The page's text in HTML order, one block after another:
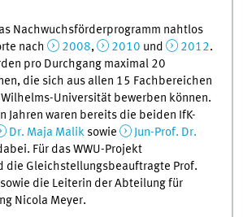
Nachwuchsförderprogramm nahtlos
nach
2008, 2010 und 2012.
pro Durchgang maximal 20
die sich aus allen 15 Fachbereichen
Universität bewerben können.
Jahren waren bereits die beiden IfK-
Dr. Maja Malik sowie
Jun-Prof. Dr.
Für das WWU-Projekt
die Gleichstellungsbeauftragte Prof.
die Leiterin der Abteilung für
Nicola Meyer.